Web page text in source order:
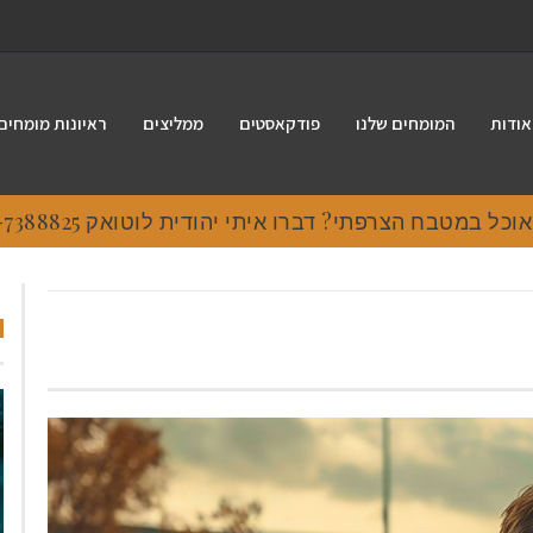
אודות המומחים שלנו פודקאסטים ממליצים ראיונות
במטבח הצרפתי? דברו איתי יהודית לוטואק 054-7388825.